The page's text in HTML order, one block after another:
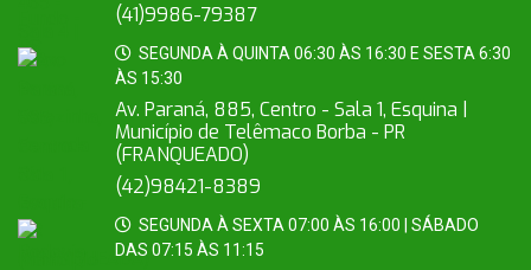
(41)9986-79387
SEGUNDA À QUINTA 06:30 ÀS 16:30 E SESTA 6:30
ÀS 15:30
Av. Paraná, 885, Centro - Sala 1, Esquina |
Município de Telêmaco Borba - PR
(FRANQUEADO)
(42)98421-8389
SEGUNDA À SEXTA 07:00 ÀS 16:00 | SÁBADO
DAS 07:15 ÀS 11:15